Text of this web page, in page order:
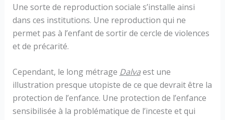
Une sorte de reproduction sociale s’installe ainsi
dans ces institutions. Une reproduction qui ne
permet pas à l’enfant de sortir de cercle de violences
et de précarité.
Cependant, le long métrage Dalvaest une
illustration presque utopiste de ce que devrait être la
protection de l’enfance. Une protection de l’enfance
sensibilisée à la problématique de l’inceste et qui